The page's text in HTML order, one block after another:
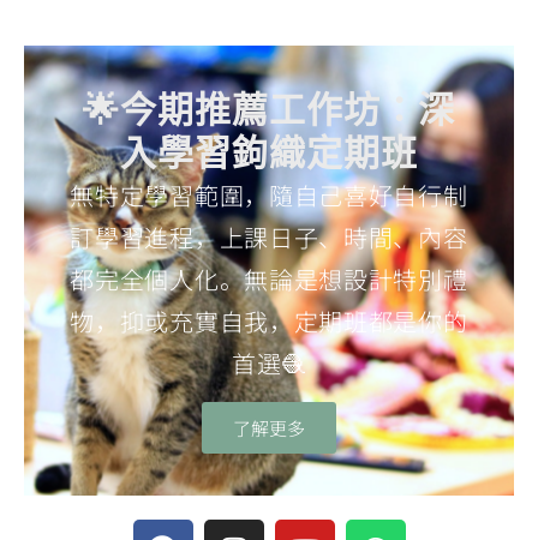
🌟今期推薦工作坊：深
入學習鉤織定期班
無特定學習範圍，隨自己喜好自行制
訂學習進程，上課日子、時間、內容
都完全個人化。無論是想設計特別禮
物，抑或充實自我，定期班都是你的
首選🧶
了解更多